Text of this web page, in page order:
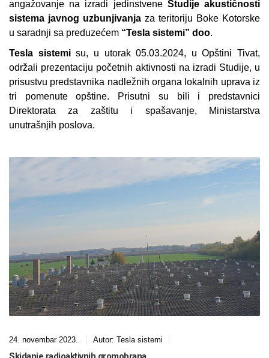
angažovanje na izradi jedinstvene Studije akustičnosti
sistema javnog uzbunjivanja za teritoriju Boke Kotorske
u saradnji sa preduzećem “Tesla sistemi” doo.
Tesla sistemisu, u utorak 05.03.2024, u Opštini Tivat,
održali prezentaciju početnih aktivnosti na izradi Studije, u
prisustvu predstavnika nadležnih organa lokalnih uprava iz
tri pomenute opštine. Prisutni su bili i predstavnici
Direktorata za zaštitu i spašavanje, Ministarstva
unutrašnjih poslova.
24. novembar 2023. Autor: Tesla sistemi